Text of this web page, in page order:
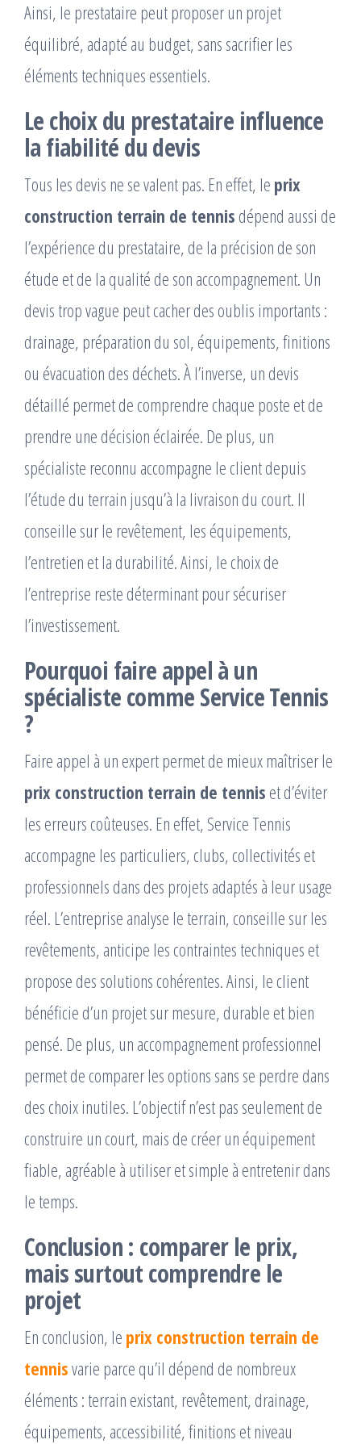
Ainsi, le prestataire peut proposer un projet
équilibré, adapté au budget, sans sacrifier les
éléments techniques essentiels.
Le choix du prestataire influence
la fiabilité du devis
Tous les devis ne se valent pas. En effet, le prix
construction terrain de tennis dépend aussi de
l’expérience du prestataire, de la précision de son
étude et de la qualité de son accompagnement. Un
devis trop vague peut cacher des oublis importants :
drainage, préparation du sol, équipements, finitions
ou évacuation des déchets. À l’inverse, un devis
détaillé permet de comprendre chaque poste et de
prendre une décision éclairée. De plus, un
spécialiste reconnu accompagne le client depuis
l’étude du terrain jusqu’à la livraison du court. Il
conseille sur le revêtement, les équipements,
l’entretien et la durabilité. Ainsi, le choix de
l’entreprise reste déterminant pour sécuriser
l’investissement.
Pourquoi faire appel à un
spécialiste comme Service Tennis
?
Faire appel à un expert permet de mieux maîtriser le
prix construction terrain de tennis et d’éviter
les erreurs coûteuses. En effet, Service Tennis
accompagne les particuliers, clubs, collectivités et
professionnels dans des projets adaptés à leur usage
réel. L’entreprise analyse le terrain, conseille sur les
revêtements, anticipe les contraintes techniques et
propose des solutions cohérentes. Ainsi, le client
bénéficie d’un projet sur mesure, durable et bien
pensé. De plus, un accompagnement professionnel
permet de comparer les options sans se perdre dans
des choix inutiles. L’objectif n’est pas seulement de
construire un court, mais de créer un équipement
fiable, agréable à utiliser et simple à entretenir dans
le temps.
Conclusion : comparer le prix,
mais surtout comprendre le
projet
En conclusion, le prix construction terrain de
tennisvarie parce qu’il dépend de nombreux
éléments : terrain existant, revêtement, drainage,
équipements, accessibilité, finitions et niveau